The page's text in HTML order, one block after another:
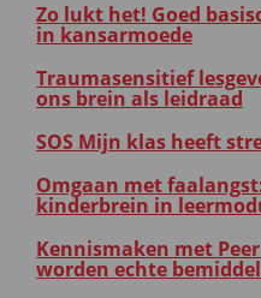
Zo lukt het! Goed
in kansarmoede
Traumasensitief
ons brein als leidraad
SOS Mijn klas heeft
Omgaan met
kinderbrein in
Kennismaken met
worden echte